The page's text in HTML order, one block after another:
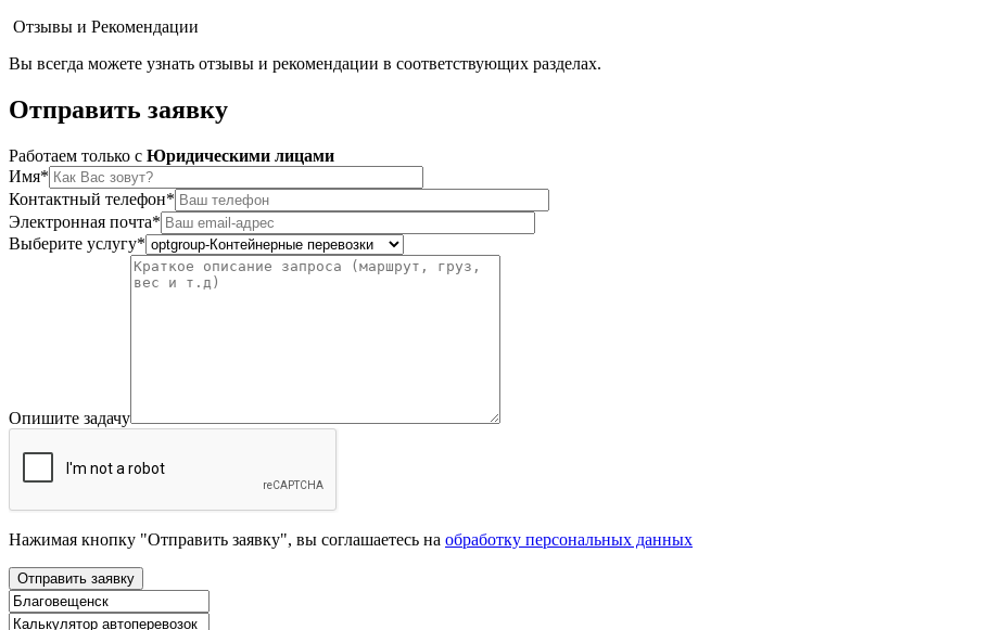
Отзывы и Рекомендации
Вы всегда можете узнать отзывы и рекомендации в соответствующих разделах.
Отправить заявку
Работаем только c Юридическими лицами
Имя*
Контактный телефон*
Электронная почта*
Выберите услугу*
Опишите задачу
Нажимая кнопку "Отправить заявку", вы соглашаетесь на обработку персональных данных